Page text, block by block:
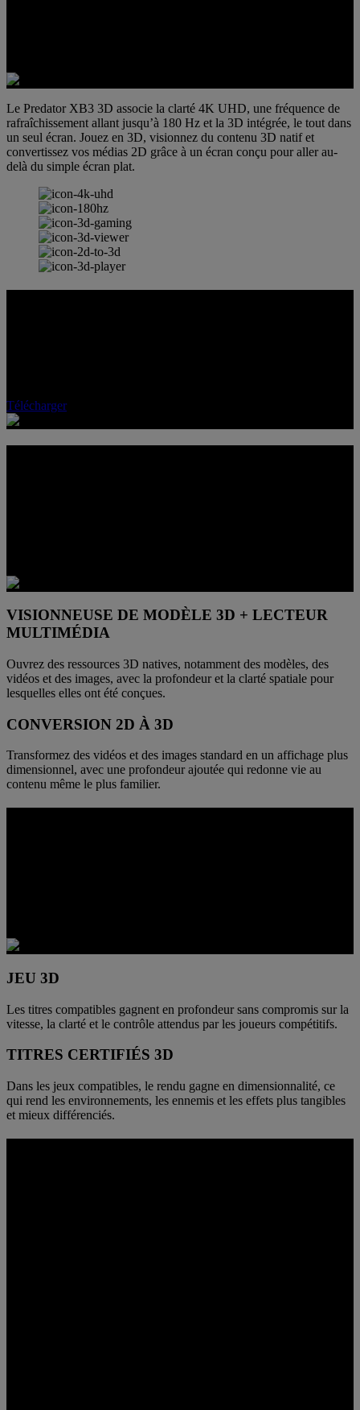
Le Predator XB3 3D associe la clarté 4K UHD, une fréquence de
rafraîchissement allant jusqu’à 180 Hz et la 3D intégrée, le tout dans
un seul écran. Jouez en 3D, visionnez du contenu 3D natif et
convertissez vos médias 2D grâce à un écran conçu pour aller au-
delà du simple écran plat.
Télécharger
VISIONNEUSE DE MODÈLE 3D + LECTEUR
MULTIMÉDIA
Ouvrez des ressources 3D natives, notamment des modèles, des
vidéos et des images, avec la profondeur et la clarté spatiale pour
lesquelles elles ont été conçues.
CONVERSION 2D À 3D
Transformez des vidéos et des images standard en un affichage plus
dimensionnel, avec une profondeur ajoutée qui redonne vie au
contenu même le plus familier.
JEU 3D
Les titres compatibles gagnent en profondeur sans compromis sur la
vitesse, la clarté et le contrôle attendus par les joueurs compétitifs.
TITRES CERTIFIÉS 3D
Dans les jeux compatibles, le rendu gagne en dimensionnalité, ce
qui rend les environnements, les ennemis et les effets plus tangibles
et mieux différenciés.